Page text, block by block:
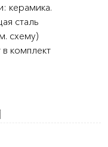
керамика.
сталь
схему)
комплект